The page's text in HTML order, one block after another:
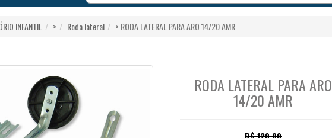
INFANTIL > Roda lateral > RODA LATERAL PARA ARO 14/20 AMR
RODA LATERAL PARA ARO
14/20 AMR